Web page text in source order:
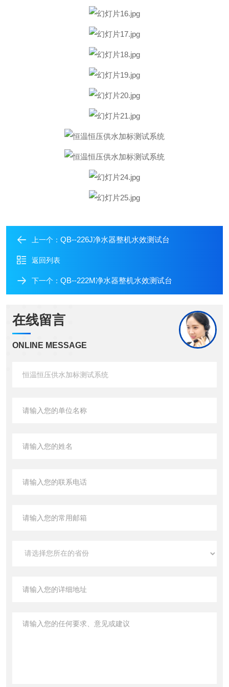
上一个： QB--226J净水器整机水效测试台
返回列表
下一个： QB--222M净水器整机水效测试台
在线留言
ONLINE MESSAGE